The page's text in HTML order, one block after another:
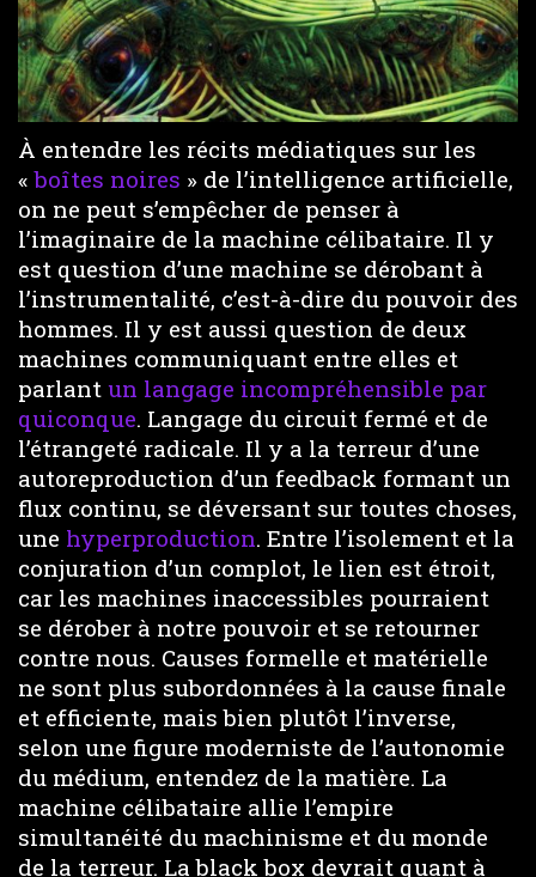
À entendre les récits médiatiques sur les
«boîtes noires » de l’intelligence artificielle,
on ne peut s’empêcher de penser à
l’imaginaire de la machine célibataire. Il y
est question d’une machine se dérobant à
l’instrumentalité, c’est-à-dire du pouvoir des
hommes. Il y est aussi question de deux
machines communiquant entre elles et
parlant un langage incompréhensible par
quiconque. Langage du circuit fermé et de
l’étrangeté radicale. Il y a la terreur d’une
autoreproduction d’un feedback formant un
flux continu, se déversant sur toutes choses,
une hyperproduction. Entre l’isolement et la
conjuration d’un complot, le lien est étroit,
car les machines inaccessibles pourraient
se dérober à notre pouvoir et se retourner
contre nous. Causes formelle et matérielle
ne sont plus subordonnées à la cause finale
et efficiente, mais bien plutôt l’inverse,
selon une figure moderniste de l’autonomie
du médium, entendez de la matière. La
machine célibataire allie l’empire
simultanéité du machinisme et du monde
de la terreur. La black box devrait quant à